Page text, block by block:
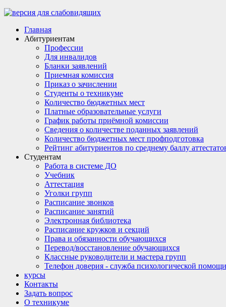
Главная
Абитуриентам
Профессии
Для инвалидов
Бланки заявлений
Приемная комиссия
Приказ о зачислении
Студенты о техникуме
Количество бюджетных мест
Платные образовательные услуги
График работы приёмной комиссии
Сведения о количестве поданных заявлений
Количество бюджетных мест профподготовка
Рейтинг абитуриентов по среднему баллу
Студентам
Работа в системе ДО
Учебник
Аттестация
Уголки групп
Расписание звонков
Расписание занятий
Электронная библиотека
Расписание кружков и секций
Права и обязанности обучающихся
Перевод/восстановление обучающихся
Классные руководители и мастера групп
Телефон доверия - служба психологической помощи
курсы
Контакты
Задать вопрос
О техникуме